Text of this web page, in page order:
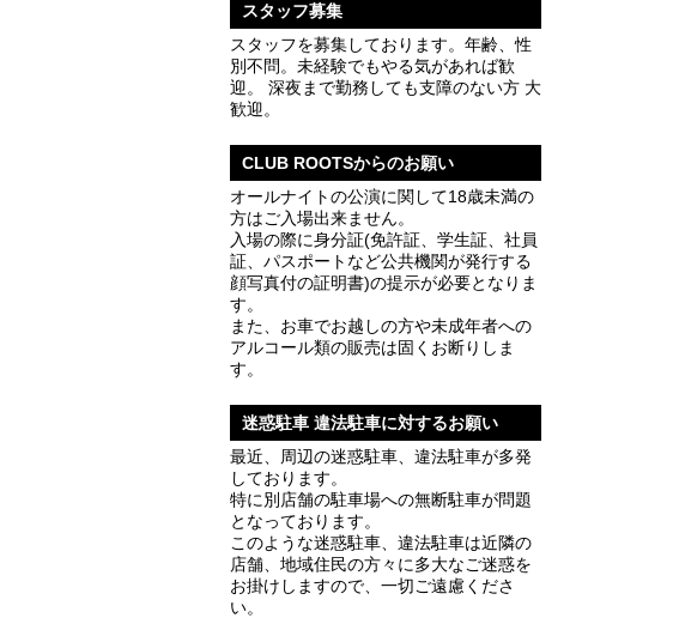
スタッフ募集
スタッフを募集しております。年齢、性
別不問。未経験でもやる気があれば歓
迎。 深夜まで勤務しても支障のない方 大
歓迎。
CLUB ROOTSからのお願い
オールナイトの公演に関して18歳未満の
方はご入場出来ません。
入場の際に身分証(免許証、学生証、社員
証、パスポートなど公共機関が発行する
顔写真付の証明書)の提示が必要となりま
す。
また、お車でお越しの方や未成年者への
アルコール類の販売は固くお断りしま
す。
迷惑駐車 違法駐車に対するお願い
最近、周辺の迷惑駐車、違法駐車が多発
しております。
特に別店舗の駐車場への無断駐車が問題
となっております。
このような迷惑駐車、違法駐車は近隣の
店舗、地域住民の方々に多大なご迷惑を
お掛けしますので、一切ご遠慮くださ
い。